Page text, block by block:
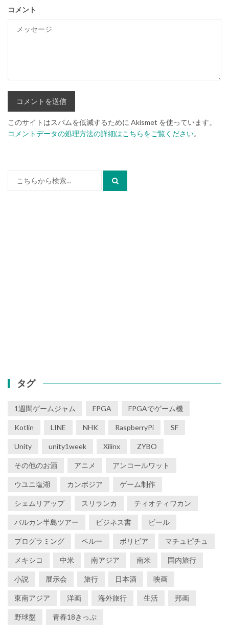
コメント
このサイトはスパムを低減するために Akismet を使っています。
コメントデータの処理方法の詳細はこちらをご覧ください。
タグ
1週間ゲームジャム FPGA FPGAでゲーム機
Kotlin LINE NHK RaspberryPi SF
Unity unity1week Xilinx ZYBO
その他のお酒 アニメ アンコールワット
ウユニ塩湖 カンボジア ゲーム制作
シェムリアップ スリランカ ティオティワカン
バルカン半島ツアー ビジネス書 ビール
プログラミング ペルー ボリビア マチュピチュ
メキシコ 中米 南アジア 南米 国内旅行
小説 展示会 旅行 日本酒 映画
東南アジア 洋画 海外旅行 生活 邦画
野球盤 青春18きっぷ